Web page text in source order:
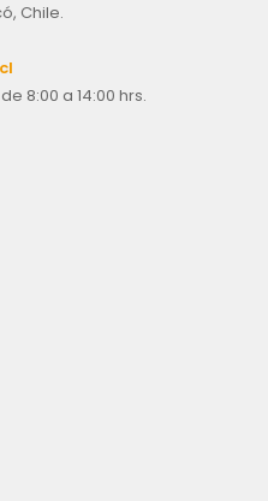
Chile.
8:00 a 14:00 hrs.